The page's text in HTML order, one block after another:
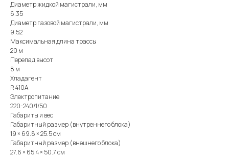
Диаметр жидкой магистрали, мм
6.35
Диаметр газовой магистрали, мм
9.52
Максимальная длина трассы
20 м
Перепад высот
8 м
Хладагент
R 410A
Электропитание
220-240/1/50
Габариты и вес
Габаритный размер (внутреннего блока)
19 × 69.8 × 25.5 см
Габаритный размер (внешнего блока)
27.6 × 65.4 × 50.7 см